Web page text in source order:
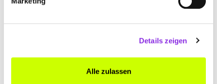
Details zeigen
Alle zulassen